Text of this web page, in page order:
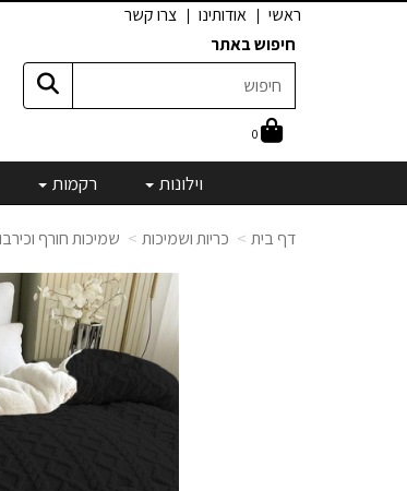
ראשי אודותינו
צרו קשר
חיפוש באתר
0
וילונות רקמות
דף בית כריות ושמיכות שמיכות חורף